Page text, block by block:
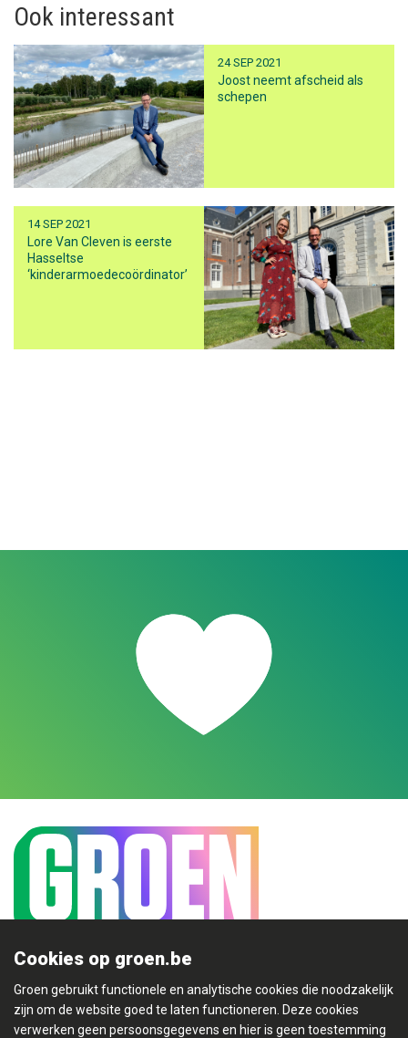
Ook interessant
24 SEP 2021
Joost neemt afscheid als
schepen
14 SEP 2021
Lore Van Cleven is eerste
Hasseltse
‘kinderarmoedecoördinator’
Cookies op groen.be
Groen gebruikt functionele en analytische cookies die noodzakelijk
zijn om de website goed te laten functioneren. Deze cookies
verwerken geen persoonsgegevens en hier is geen toestemming
Mijn Groen